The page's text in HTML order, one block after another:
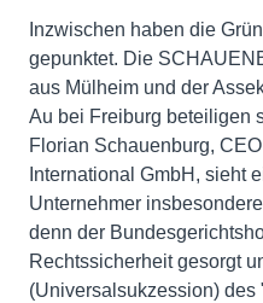
Inzwischen haben die
gepunktet. Die
aus Mülheim und der
Au bei Freiburg beteiligen
Florian Schauenburg,
International GmbH, sieht
Unternehmer
denn der
Rechtssicherheit gesorgt
(Universalsukzession)